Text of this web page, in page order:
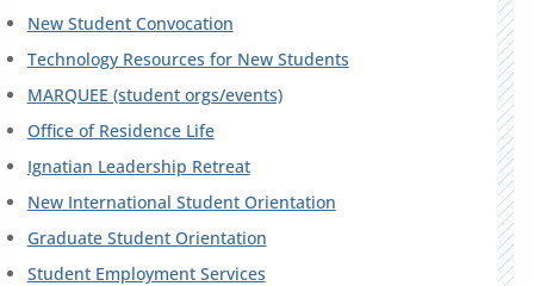
New Student Convocation
Technology Resources for New Students
MARQUEE (student orgs/events)
Office of Residence Life
Ignatian Leadership Retreat
New International Student Orientation
Graduate Student Orientation
Student Employment Services